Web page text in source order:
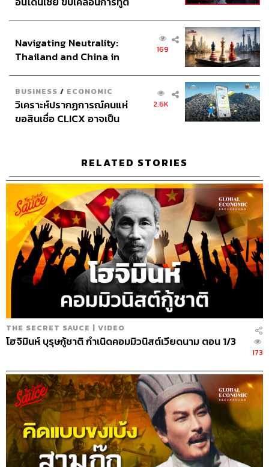
Host & Show Creatorนครินทร์ วนกิจไพบูลย์
Managerปวริศา ตั้งตุลานนท์
Assistantอสุมิ สุกี้คาวะ
Project Coordinatorณิชนันทน์ ทับทิม
Content Creatorsชาคร ฉายเพชร, ธนภาคย์ อิทธิชัยพล,
ภัทรสุดา บุญญศรี, อาภาภัทร อารยางกูร
Video Editorsวุฒิชัย ถิระบัญชาศักดิ์, อนนต์ พูนเจ้าทรัพย์,
ศุภมิตร เศรษฐลักษณ์
Sound Directorกฤตพล จียะเกียรติ
Sound Recording Engineerขจีพรรณ วิจิตรรัตน์, ธภัทร
Graphic Designerธนิดา โตวิวัฒน์
Channel Team Leadสิทธิโชติ สุภาวรรณ์
Senior Channel Adminทศพล เพิ่มพูล
Online Community Adminสิรินยา เจษฎาพงศ์ภักดี
THE STANDARD Shared Service Department
อินโดนีเซีย
Navigating Neutrality:
Thailand and China in
169
BUSINESS / ECONOMIC
วิเคราะห์ปรากฏการณ์คนแห่
ขอสินเชื่อ CLICX อาจเป็น
2.6K
RELATED STORIES
THE SECRET SAUCE | VIDEO
โฮจิมินห์ บุรุษกู้ชาติ กำเนิดคอมมิวนิสต์เวียดนาม ตอน 1/3
173